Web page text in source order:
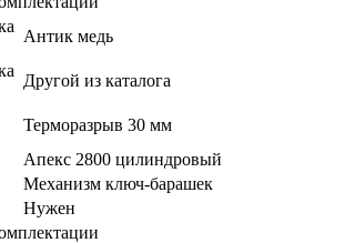
Антик медь
Другой из каталога
Терморазрыв 30 мм
Апекс 2800 цилиндровый
Механизм ключ-барашек
Нужен